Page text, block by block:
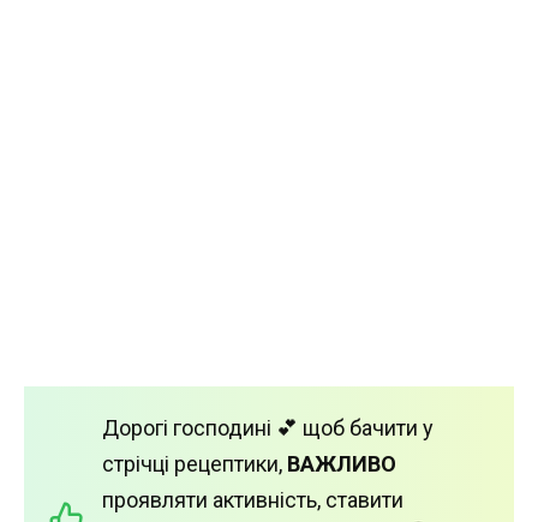
Дорогі господині 💕 щоб бачити у
стрічці рецептики, ВАЖЛИВО
проявляти активність, ставити